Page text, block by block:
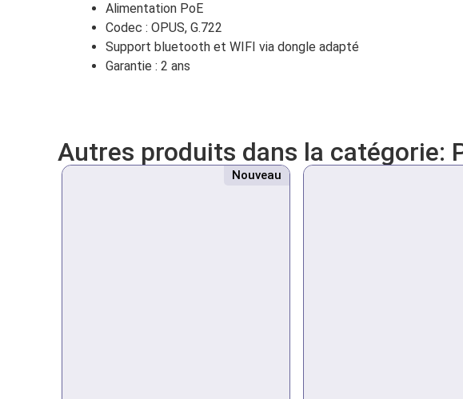
Alimentation PoE
Codec : OPUS, G.722
Support bluetooth et WIFI via dongle adapté
Garantie : 2 ans
Autres produits dans la catégorie:
Nouveau